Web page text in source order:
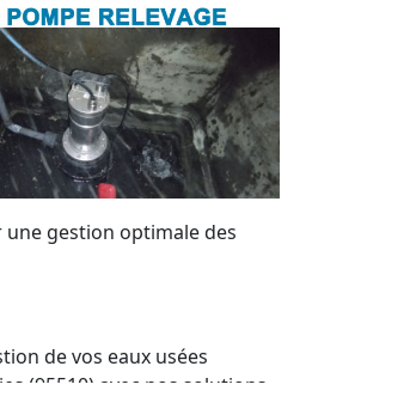
gestion optimale des
de vos eaux usées
(95510) avec nos solutions